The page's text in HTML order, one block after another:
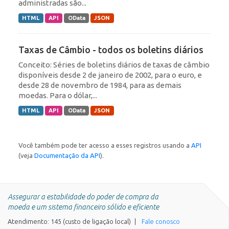
administradas são...
HTML API OData JSON
Taxas de Câmbio - todos os boletins diários
Conceito: Séries de boletins diários de taxas de câmbio
disponíveis desde 2 de janeiro de 2002, para o euro, e
desde 28 de novembro de 1984, para as demais
moedas. Para o dólar,...
HTML API OData JSON
Você também pode ter acesso a esses registros usando a API
(veja Documentação da API).
Assegurar a estabilidade do poder de compra da
moeda e um sistema financeiro sólido e eficiente
Atendimento: 145 (custo de ligação local)
Fale conosco